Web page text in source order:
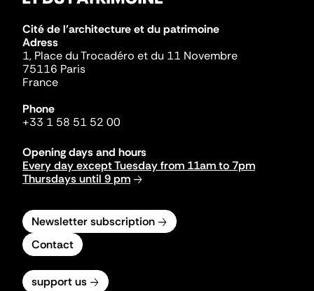
Cité de l'architecture et du patrimoine
Adress
1, Place du Trocadéro et du 11 Novembre
75116 Paris
France
Phone
+33 1 58 51 52 00
Opening days and hours
Every day except Tuesday from 11am to 7pm
Thursdays until 9 pm
Newsletter subscription
Contact
support us